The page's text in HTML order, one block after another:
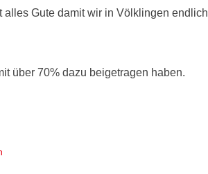
Gute damit wir in Völklingen endlich
über 70% dazu beigetragen haben.